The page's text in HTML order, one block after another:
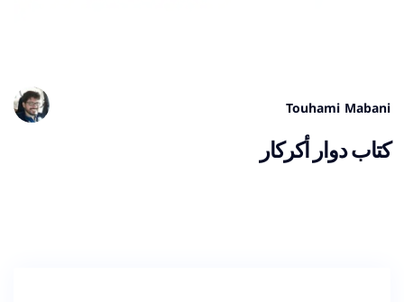
Touhami Mabani
كتاب دوار أكركار